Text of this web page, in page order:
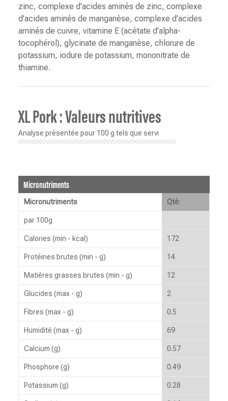
zinc, complexe d'acides aminés de zinc, complexe
d'acides aminés de manganèse, complexe d'acides
aminés de cuivre, vitamine E (acétate d'alpha-
tocophérol), glycinate de manganèse, chlorure de
potassium, iodure de potassium, mononitrate de
thiamine.
XL Pork : Valeurs nutritives
Analyse présentée pour 100 g tels que servi
Micronutriments
Micronutriments Qté:
par 100g
Calories (min - kcal) 172
Protéines brutes (min - g) 14
Matières grasses brutes (min - g) 12
Glucides (max - g) 2
Fibres (max - g) 0.5
Humidité (max - g) 69
Calcium (g) 0.57
Phosphore (g) 0.49
Potassium (g) 0.28